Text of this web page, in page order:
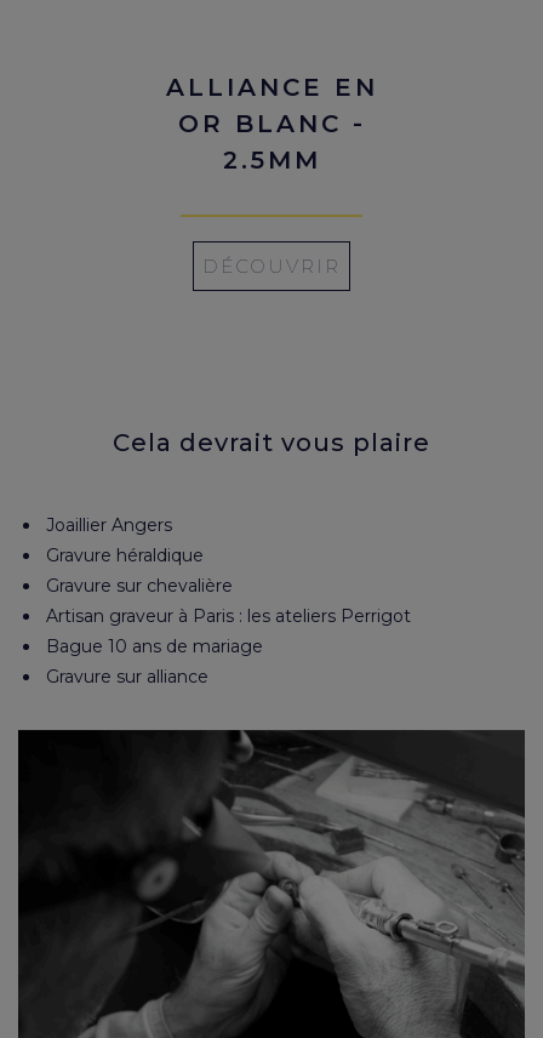
ALLIANCE EN
OR BLANC -
2.5MM
DÉCOUVRIR
Cela devrait vous plaire
Joaillier Angers
Gravure héraldique
Gravure sur chevalière
Artisan graveur à Paris : les ateliers Perrigot
Bague 10 ans de mariage
Gravure sur alliance